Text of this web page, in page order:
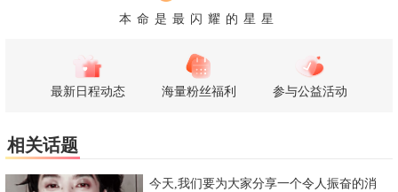
本命是最闪耀的星星
最新日程动态 海量粉丝福利 参与公益活动
相关话题
今天,我们要为大家分享一个令人振奋的消